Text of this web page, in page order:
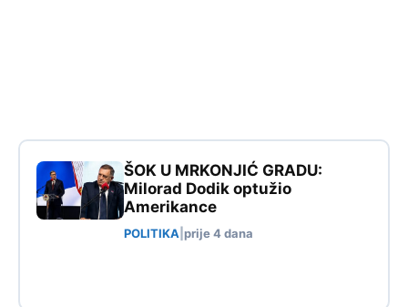
ŠOK U MRKONJIĆ GRADU:
Milorad Dodik optužio
Amerikance
POLITIKA prije 4 dana